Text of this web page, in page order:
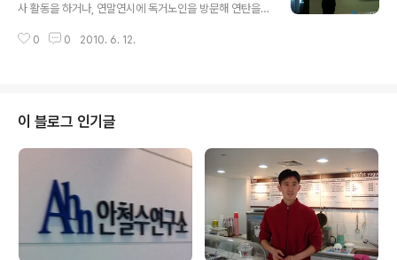
수연구소 신사업팀 전상수 차장은 '스마트폰 : 활용과 보안
아침에 일어나 트위터로 이슈가 되는 뉴스를 살펴보고, 멀
사 활동을 하거나, 연말연시에 독거노인을 방문해 연탄을
보기술(IT) 분야 기업은 좀 달라야 할 것 같다. 업종의 특성
크매치 프로그램 중 하나인 NGO 데이를 열었다. NGO 관
계자들이 MS MVP(Most Valueable Professional;
MS 제품군의 각 분야 최고 전문가)에게 IT 기술을 배우고,
문제점을 토론하는 방식으로 프로그램이 진행되었다. 특히
박성기 MVP의 트위터 생중계로 트위터리안과 자리를 함
0 0 2010. 6. 12.
이 블로그 인기글